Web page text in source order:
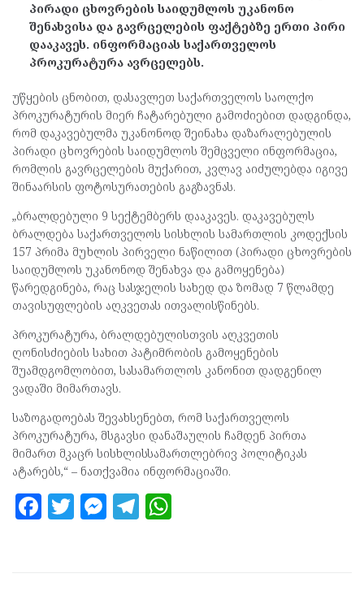
პირადი ცხოვრების საიდუმლოს უკანონო
შენახვისა და გავრცელების ფაქტებზე ერთი პირი
დააკავეს. ინფორმაციას საქართველოს
პროკურატურა ავრცელებს.
უწყების ცნობით, დასავლეთ საქართველოს საოლქო
პროკურატურის მიერ ჩატარებული გამოძიებით დადგინდა,
რომ დაკავებულმა უკანონოდ შეინახა დაზარალებულის
პირადი ცხოვრების საიდუმლოს შემცველი ინფორმაცია,
რომლის გავრცელების მუქარით, კვლავ აიძულებდა იგივე
შინაარსის ფოტოსურათების გაგზავნას.
„ბრალდებული 9 სექტემბერს დააკავეს. დაკავებულს
ბრალდება საქართველოს სისხლის სამართლის კოდექსის
157 პრიმა მუხლის პირველი ნაწილით (პირადი ცხოვრების
საიდუმლოს უკანონოდ შენახვა და გამოყენება)
წარედგინება, რაც სასჯელის სახედ და ზომად 7 წლამდე
თავისუფლების აღკვეთას ითვალისწინებს.
პროკურატურა, ბრალდებულისთვის აღკვეთის
ღონისძიების სახით პატიმრობის გამოყენების
შუამდგომლობით, სასამართლოს კანონით დადგენილ
ვადაში მიმართავს.
საზოგადოებას შევახსენებთ, რომ საქართველოს
პროკურატურა, მსგავსი დანაშაულის ჩამდენ პირთა
მიმართ მკაცრ სისხლისსამართლებრივ პოლიტიკას
ატარებს,“ – ნათქვამია ინფორმაციაში.
F T M T